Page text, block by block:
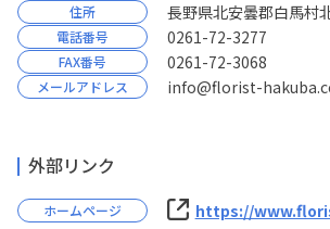
入会案内
会員情報
資料ダウンロード
住所 長野県北安曇郡白馬村
電話番号 0261-72-3277
FAX番号 0261-72-3068
メールアドレス info@florist-
外部リンク
ホームページ https://